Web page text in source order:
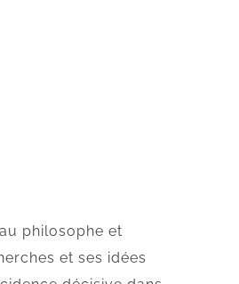
philosophe et
et ses idées